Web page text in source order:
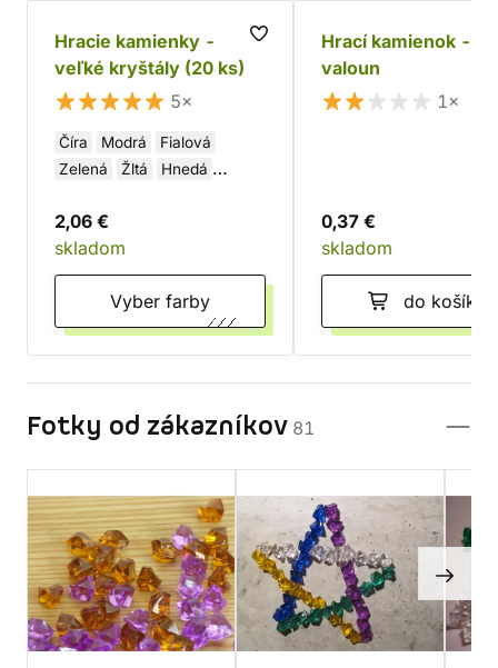
Hracie kamienky -
veľké kryštály (20 ks)
5×
Číra Modrá
Fialová
Zelená
Žltá
Hnedá
Červená
2,06 €
skladom
Vyber farby
Hrací kamienok -
valoun
1×
0,37 €
skladom
do košíka
Fotky od zákazníkov 81